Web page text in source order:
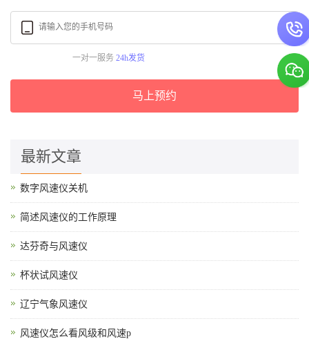
一对一服务 24h发货
马上预约
最新文章
数字风速仪关机
简述风速仪的工作原理
达芬奇与风速仪
杯状试风速仪
辽宁气象风速仪
风速仪怎么看风级和风速p